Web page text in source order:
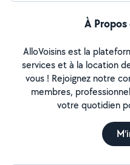
À Propos
AlloVoisins est la
services et à la location
vous ! Rejoignez notre
membres,
votre quotidien